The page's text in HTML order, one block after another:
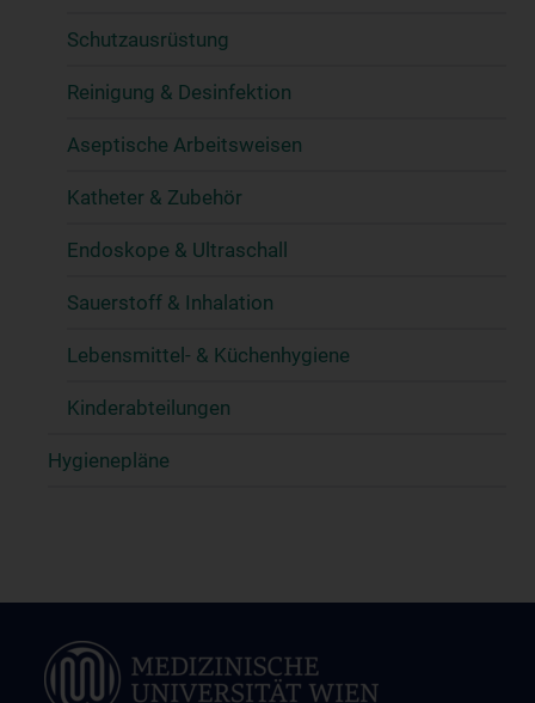
Schutzausrüstung
Reinigung & Desinfektion
Aseptische Arbeitsweisen
Katheter & Zubehör
Endoskope & Ultraschall
Sauerstoff & Inhalation
Lebensmittel- & Küchenhygiene
Kinderabteilungen
Hygienepläne